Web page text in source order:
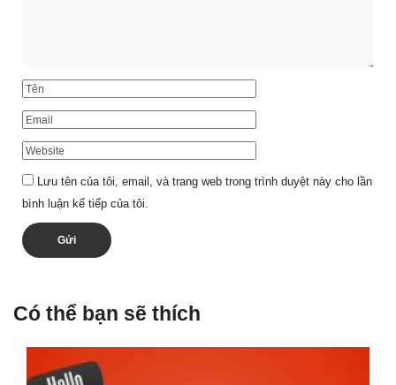
Lưu tên của tôi, email, và trang web trong trình duyệt này cho lần
bình luận kế tiếp của tôi.
Có thể bạn sẽ thích